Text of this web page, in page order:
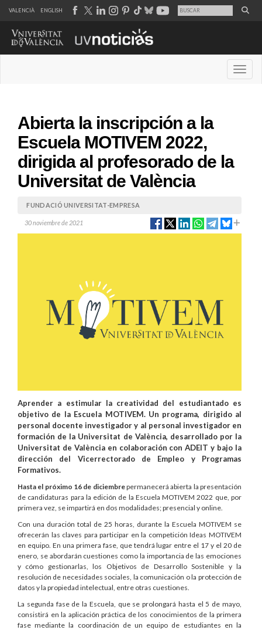
VALENCIÀ ENGLISH
Abierta la inscripción a la
Escuela MOTIVEM 2022,
dirigida al profesorado de la
Universitat de València
FUNDACIÓ UNIVERSITAT-EMPRESA
30 noviembre de 2021
Aprender a estimular la creatividad del estudiantado es
objetivo de la Escuela MOTIVEM. Un programa, dirigido al
personal docente investigador y al personal investigador en
formación de la Universitat de València, desarrollado por la
Universitat de València en colaboración con ADEIT y bajo la
dirección del Vicerrectorado de Empleo y Programas
Formativos.
Hasta el próximo 16 de diciembrepermanecerá abierta la presentación
de candidaturas para la edición de la Escuela MOTIVEM 2022 que, por
primera vez, se impartirá en dos modalidades; presencial y online.
Con una duración total de 25 horas, durante la Escuela MOTIVEM se
ofrecerán las claves para participar en la competición Ideas MOTIVEM
en equipo. En una primera fase, que tendrá lugar entre el 17 y el 20 de
enero, se abordarán cuestiones como la importancia de las emociones
y cómo gestionarlas, los Objetivos de Desarrollo Sostenible y la
resolución de necesidades sociales, la comunicación o la protección de
datos y la propiedad intelectual, entre otras cuestiones.
La segunda fase de la Escuela, que se prolongará hasta el 5 de mayo,
consistirá en la aplicación práctica de los conocimientos de la primera
fase mediante la coordinación de un equipo de estudiantes en la